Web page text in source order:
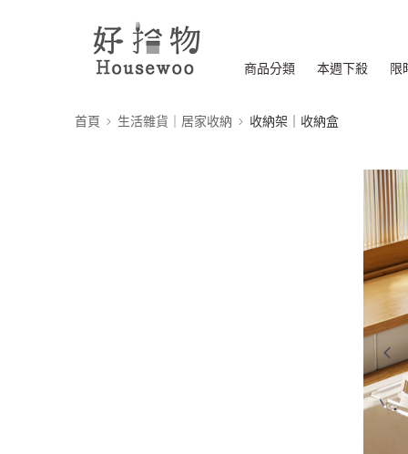
商品分類 本週下殺 限
首頁 生活雜貨｜居家收納 收納架｜收納盒